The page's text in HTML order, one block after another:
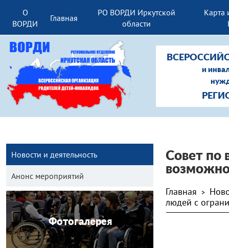
О
ВОРДИ
Главная
РО ВОРДИ Иркутской
области
Карта
и
Новости и деятельность
Анонс мероприятий
Фотогалерея
Совет по
Главная >
людей с